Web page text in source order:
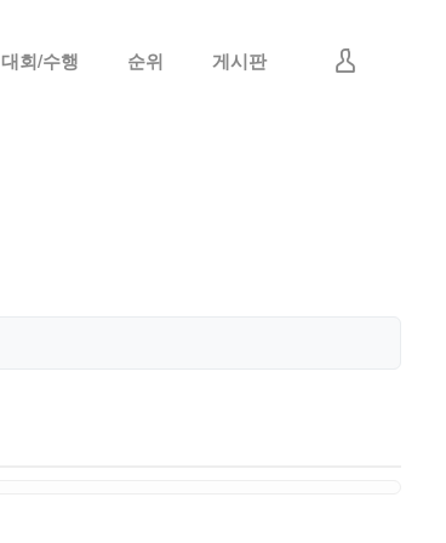
대회/수행 순위 게시판